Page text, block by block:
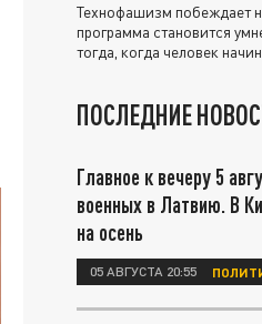
Технофашизм побеждает
программа становится
тогда, когда человек
ПОСЛЕДНИЕ
Главное к вечеру 5
военных в Латвию. В
на осень
05 АВГУСТА 20:55